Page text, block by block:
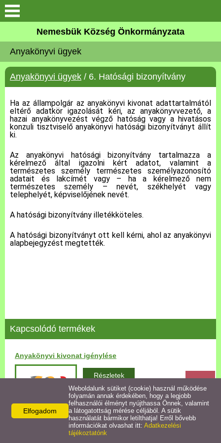
Keresés
Önkormányzat
Közös Önkormányzati
Hivatal
Zalaköveskút
Művelődési ház
Elérhetőség
MAGYAR FALU PROGRAM
Versenyképes Járások
Program
Pályázatok
E-ügyintézés
Anyakönyvi ügyek
Rendeletek,
Dokumentumok
Álláspályázat
Nemesbük Község Önkormányzata
Anyakönyvi ügyek
Anyakönyvi ügyek / 6. Hatósági bizonyítvány
Ha az állampolgár az anyakönyvi kivonat adattartalmától
eltérő adatkör igazolását kéri, az anyakönyvvezető, a
hazai anyakönyvezést végző hatóság vagy a hivatásos
konzuli tisztviselő anyakönyvi hatósági bizonyítványt állít
ki.
Az anyakönyvi hatósági bizonyítvány tartalmazza a
kérelmező által igazolni kért adatot, valamint a
természetes személy természetes személyazonosító
adatait és lakcímét vagy – ha a kérelmező nem
természetes személy – nevét, székhelyét vagy
telephelyét, képviselőjének nevét.
A hatósági bizonyítvány illetékköteles.
A hatósági bizonyítványt ott kell kérni, ahol az anyakönyvi
alapbejegyzést megtették.
Kapcsolódó termékek
Anyakönyvi kivonat igénylése
Részletek
Elfogadom
Weboldalunk sütiket (cookie) használ működése
folyamán annak érdekében, hogy a legjobb
felhasználói élményt nyújthassa Önnek, valamint
a látogatottság mérése céljából. A sütik
használatát bármikor letilthatja! Erről bővebb
információkat olvashat itt: Adatkezelési
tájékoztatónk